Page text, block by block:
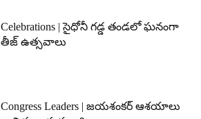
Celebrations | సైధోనీ గడ్డ తండలో ఘనంగా
తీజ్ ఉత్సవాలు
Congress Leaders | జయశంకర్ ఆశయాలు